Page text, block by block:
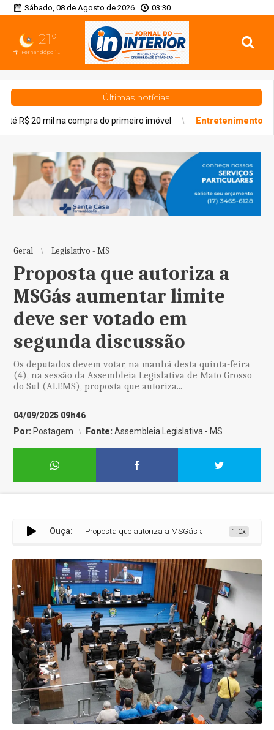
Sábado, 08 de Agosto de 2026 03:30
21°
Fernandópolis, SP
Últimas notícias
do primeiro imóvel Entretenimento Inscrições do Lab
Geral Legislativo - MS
Proposta que autoriza a
MSGás aumentar limite
deve ser votado em
segunda discussão
Os deputados devem votar, na manhã desta quinta-feira
(4), na sessão da Assembleia Legislativa de Mato Grosso
do Sul (ALEMS), proposta que autoriza...
04/09/2025 09h46
Por: Postagem Fonte:Assembleia Legislativa - MS
Ouça:Proposta que autoriza a MSGás aumentar limite deve ser
1.0x